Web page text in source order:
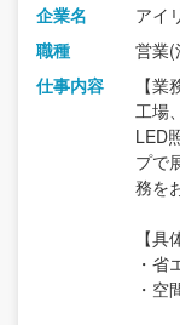
企業名
アイ
職種
営業(
仕事内容
【業
工場
LED
プで
務を
【具
・省
・空